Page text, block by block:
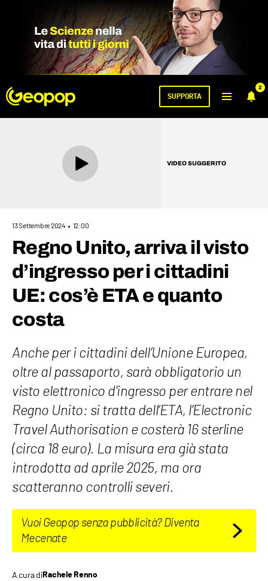
2
SUPPORTA
VIDEO SUGGERITO
13 Settembre 2024 12:00
Regno Unito, arriva il visto
d’ingresso per i cittadini
UE: cos’è ETA e quanto
costa
Anche per i cittadini dell’Unione Europea,
oltre al passaporto, sarà obbligatorio un
visto elettronico d'ingresso per entrare nel
Regno Unito: si tratta dell’ETA, l’Electronic
Travel Authorisation e costerà 16 sterline
(circa 18 euro). La misura era già stata
introdotta ad aprile 2025, ma ora
scatteranno controlli severi.
Vuoi Geopop senza pubblicità? Diventa
Mecenate
A cura diRachele Renno